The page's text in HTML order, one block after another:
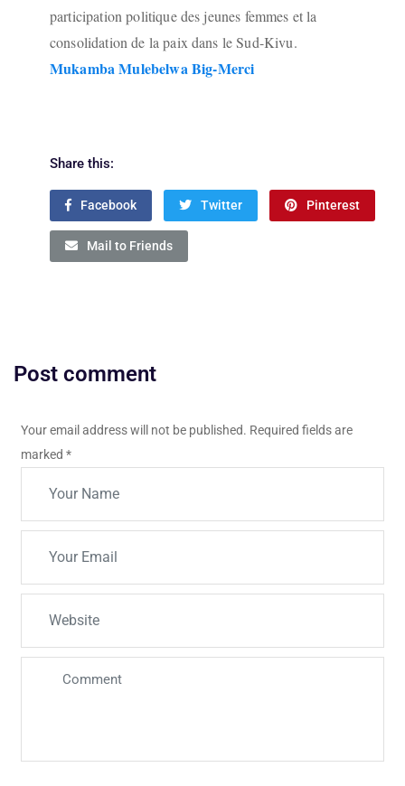
participation politique des jeunes femmes et la
consolidation de la paix dans le Sud-Kivu.
Mukamba Mulebelwa Big-Merci
Share this:
Facebook Twitter Pinterest
Mail to Friends
Post comment
Your email address will not be published. Required fields are
marked *